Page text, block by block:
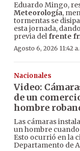
Eduardo Mingo,
Meteorología,
tormentas se
esta jornada,
previa delfrente
Agosto 6, 2026 11:42
Nacionales
Video:
de un
hombre
Las cámaras
un hombre
Esto ocurrió en la
Departamento de